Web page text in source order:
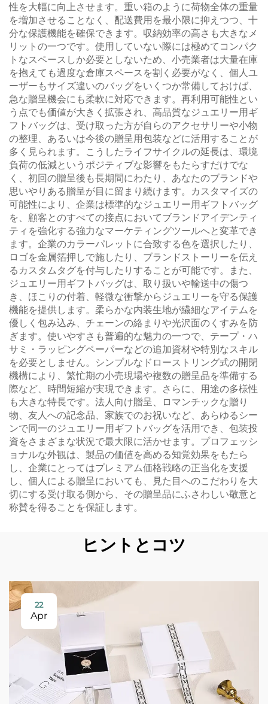
性を大幅に向上させます。重い箱のように荷物全体の重量
を増加させることなく、配送費用を最小限に抑えつつ、十
分な保護機能を確保できます。収納効率の高さも大きなメ
リットの一つです。使用していない際には極めてコンパク
トなスペースしか必要としないため、小売業者は大量在庫
を抱えても過度な倉庫スペースを割く必要がなく、個人ユ
ーザーもサイズ違いのバッグをいくつか常備しておけば、
急な贈呈機会にも柔軟に対応できます。再利用可能性とい
う点でも価値が大きく拡張され、高品質なジュエリー用ギ
フトバッグは、受け取った方が自らのアクセサリーや小物
の整理、あるいは今後の贈呈用包装などに活用することが
多く見られます。こうしたライフサイクルの延長は、環境
負荷の低減というポジティブな影響をもたらすだけでな
く、初回の贈呈後も長期間にわたり、あなたのブランドや
思いやりある贈呈が目に留まり続けます。カスタマイズの
可能性により、企業は標準的なジュエリー用ギフトバッグ
を、顧客とのすべての接点においてブランドアイデンティ
ティを強化する強力なマーケティングツールへと変革でき
ます。企業のカラーパレットに合致する色を選択したり、
ロゴを金属箔押しで施したり、ブランドストーリーを伝え
るカスタムタグを付与したりすることが可能です。また、
ジュエリー用ギフトバッグは、取り扱いや輸送中の傷つ
き、ほこりの付着、軽微な衝撃からジュエリーを守る保護
機能を提供します。柔らかな内装生地が繊細なアイテムを
優しく包み込み、チェーンの絡まりや光沢面のくすみを防
ぎます。使いやすさも普遍的な魅力の一つで、テープ・ハ
サミ・ラッピングペーパーなどの追加資材や特別なスキル
を必要としません。シンプルなドローストリング式の開閉
機構により、繁忙期の小売現場や複数の贈呈品を準備する
際など、時間短縮が実現できます。さらに、用途の多様性
も大きな特長です。法人向け贈呈、ロマンチックな贈り
物、友人への記念品、家族でのお祝いなど、あらゆるシー
ンで同一のジュエリー用ギフトバッグを活用でき、包装投
資をさまざまな状況で最大限に活かせます。プロフェッシ
ョナルな外観は、製品の価値を高める知覚効果をもたら
し、企業にとってはプレミアム価格戦略の正当化を支援
し、個人による贈呈においても、見た目へのこだわりを大
切にする受け取る側から、その贈呈品にふさわしい敬意と
称賛を得ることを保証します。
ヒントとコツ
22
Apr